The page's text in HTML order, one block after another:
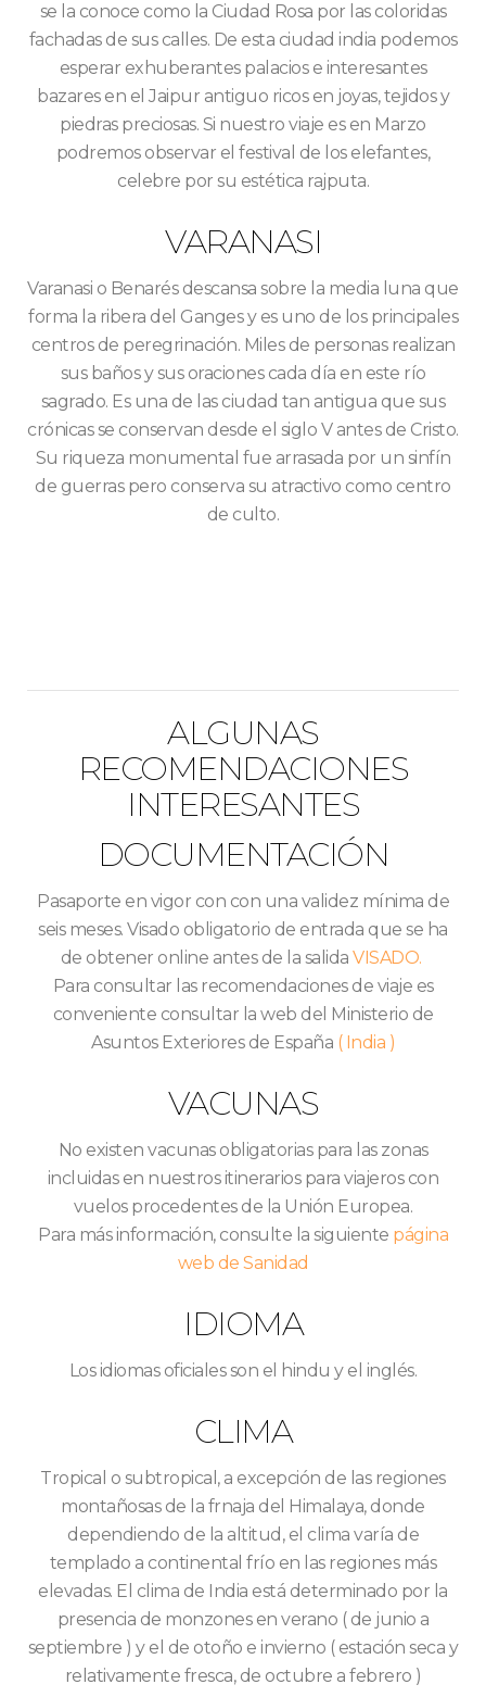
se la conoce como la Ciudad Rosa por las coloridas
fachadas de sus calles. De esta ciudad india podemos
esperar exhuberantes palacios e interesantes
bazares en el Jaipur antiguo ricos en joyas, tejidos y
piedras preciosas. Si nuestro viaje es en Marzo
podremos observar el festival de los elefantes,
celebre por su estética rajputa.
VARANASI
Varanasi o Benarés descansa sobre la media luna que
forma la ribera del Ganges y es uno de los principales
centros de peregrinación. Miles de personas realizan
sus baños y sus oraciones cada día en este río
sagrado. Es una de las ciudad tan antigua que sus
crónicas se conservan desde el siglo V antes de Cristo.
Su riqueza monumental fue arrasada por un sinfín
de guerras pero conserva su atractivo como centro
de culto.
ALGUNAS
RECOMENDACIONES
INTERESANTES
DOCUMENTACIÓN
Pasaporte en vigor con con una validez mínima de
seis meses. Visado obligatorio de entrada que se ha
de obtener online antes de la salidaVISADO.
Para consultar las recomendaciones de viaje es
conveniente consultar la web del Ministerio de
Asuntos Exteriores de España ( India )
VACUNAS
No existen vacunas obligatorias para las zonas
incluidas en nuestros itinerarios para viajeros con
vuelos procedentes de la Unión Europea.
Para más información, consulte la siguiente página
web de Sanidad
IDIOMA
Los idiomas oficiales son el hindu y el inglés.
CLIMA
Tropical o subtropical, a excepción de las regiones
montañosas de la frnaja del Himalaya, donde
dependiendo de la altitud, el clima varía de
templado a continental frío en las regiones más
elevadas. El clima de India está determinado por la
presencia de monzones en verano ( de junio a
septiembre ) y el de otoño e invierno ( estación seca y
relativamente fresca, de octubre a febrero )